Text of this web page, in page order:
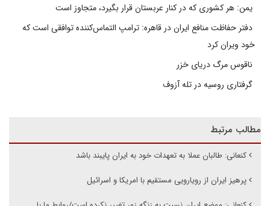
یمن: هر کشوری که در کنار عربستان قرار بگیرد، متجاوز است
دفتر حفاظت منافع ایران در قاهره: ترامپ التماس‌کننده توافقی است که
خود ویران کرد
ناقوس مرگ دریای خزر
گرفتاری روسیه در تله آزوف
مطالب مرتبط
کنعانی: طالبان عملا به تعهدات خود به ایران پایبند باشد
پرهیز ایران از رویارویی مستقیم با امریکا و اسرائیل